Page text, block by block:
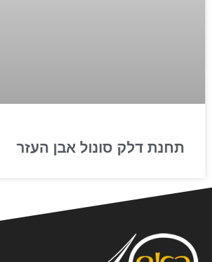
תחנת דלק סונול אבן העזר